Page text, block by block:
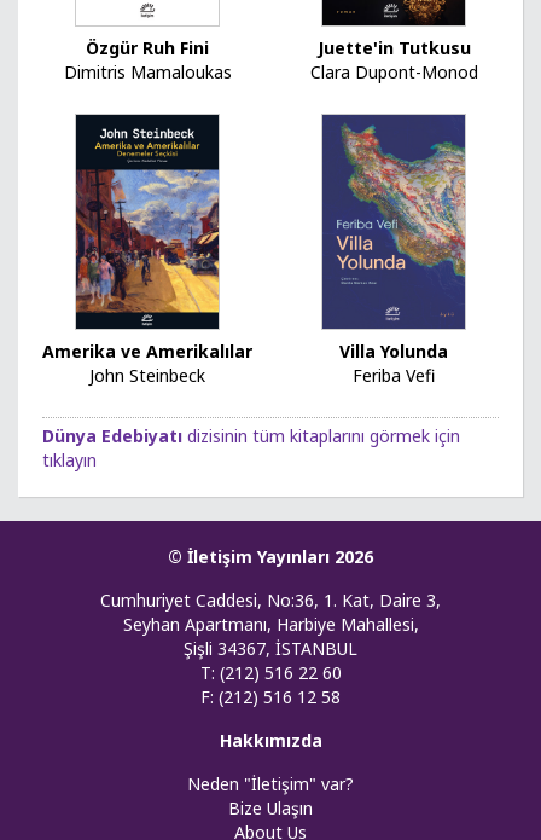
Özgür Ruh Fini
Dimitris Mamaloukas
Juette'in Tutkusu
Clara Dupont-Monod
Amerika ve Amerikalılar
John Steinbeck
Villa Yolunda
Feriba Vefi
Dünya Edebiyatı dizisinin tüm kitaplarını görmek için
tıklayın
© İletişim Yayınları 2026
Cumhuriyet Caddesi, No:36, 1. Kat, Daire 3,
Seyhan Apartmanı, Harbiye Mahallesi,
Şişli 34367, İSTANBUL
T: (212) 516 22 60
F: (212) 516 12 58
Hakkımızda
Neden "İletişim" var?
Bize Ulaşın
About Us